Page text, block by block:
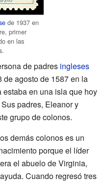
de 1937 en
primer
en las
de padres ingleses
de agosto de 1587 en la
estaba en una isla que hoy
Sus padres, Eleanor y
grupo de colonos.
demás colonos es un
porque el líder
el abuelo de Virginia,
Cuando regresó tres